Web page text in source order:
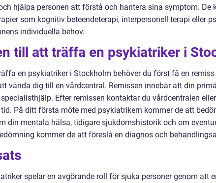
hjälpa personen att förstå och hantera sina symptom. De
som kognitiv beteendeterapi, interpersonell terapi eller
individuella behov.
till att träffa en psykiatriker i
en psykiatriker i Stockholm behöver du först få en
vända dig till en vårdcentral. Remissen innebär att din
specialisthjälp. Efter remissen kontaktar du vårdcentralen
På ditt första möte med psykiatrikern kommer de att
din mentala hälsa, tidigare sjukdomshistorik och om
kommer de att föreslå en diagnos och
spelar en avgörande roll för sjuka personer genom att